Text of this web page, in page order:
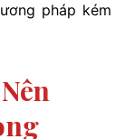
pháp kém